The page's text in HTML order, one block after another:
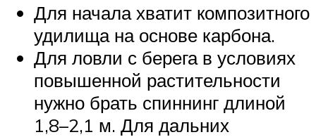
Для начала хватит композитного
удилища на основе карбона.
Для ловли с берега в условиях
повышенной растительности
нужно брать спиннинг длиной
1,8–2,1 м. Для дальних